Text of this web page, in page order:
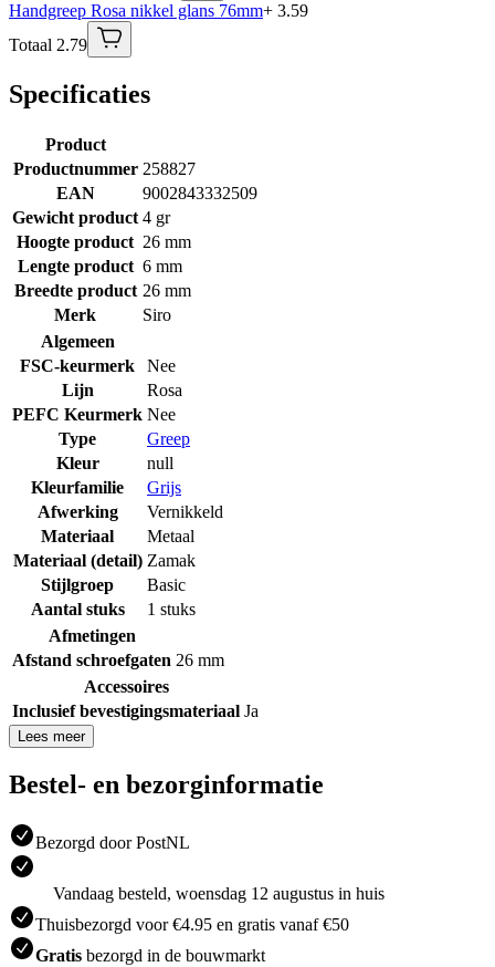
Handgreep Rosa nikkel glans 76mm+ 3.59
Totaal 2.79
Specificaties
Product
Productnummer 258827
EAN
9002843332509
Gewicht product 4 gr
Hoogte product 26 mm
Lengte product 6 mm
Breedte product 26 mm
Merk
Siro
Algemeen
FSC-keurmerk
Nee
Lijn
Rosa
PEFC Keurmerk Nee
Type
Greep
Kleur
null
Kleurfamilie
Grijs
Afwerking
Vernikkeld
Materiaal
Metaal
Materiaal (detail) Zamak
Stijlgroep
Basic
Aantal stuks
1 stuks
Afmetingen
Afstand schroefgaten 26 mm
Accessoires
Inclusief bevestigingsmateriaal Ja
Lees meer
Bestel- en bezorginformatie
Bezorgd door PostNL
Vandaag besteld, woensdag 12 augustus in huis
Thuisbezorgd voor €4.95 en gratis vanaf €50
Gratis bezorgd in de bouwmarkt